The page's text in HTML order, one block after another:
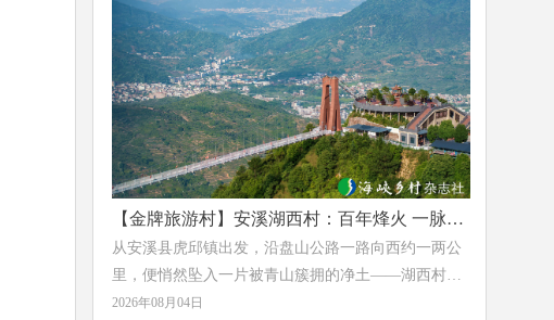
【金牌旅游村】安溪湖西村：百年烽火 一脉茶
香
从安溪县虎邱镇出发，沿盘山公路一路向西约一两公
里，便悄然坠入一片被青山簇拥的净土——湖西村。
这里层峦叠翠，溪水潺潺，清冽的草木香气沁人心
2026年08月04日